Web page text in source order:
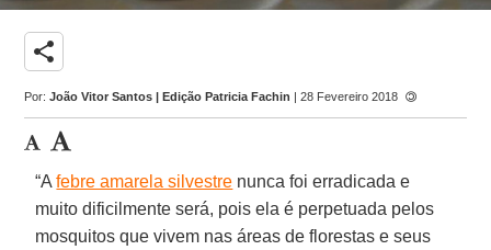
share
Por:João Vitor Santos | Edição Patricia Fachin | 28 Fevereiro 2018
“Afebre amarela silvestre nunca foi erradicada e
muito dificilmente será, pois ela é perpetuada pelos
mosquitos que vivem nas áreas de florestas e seus